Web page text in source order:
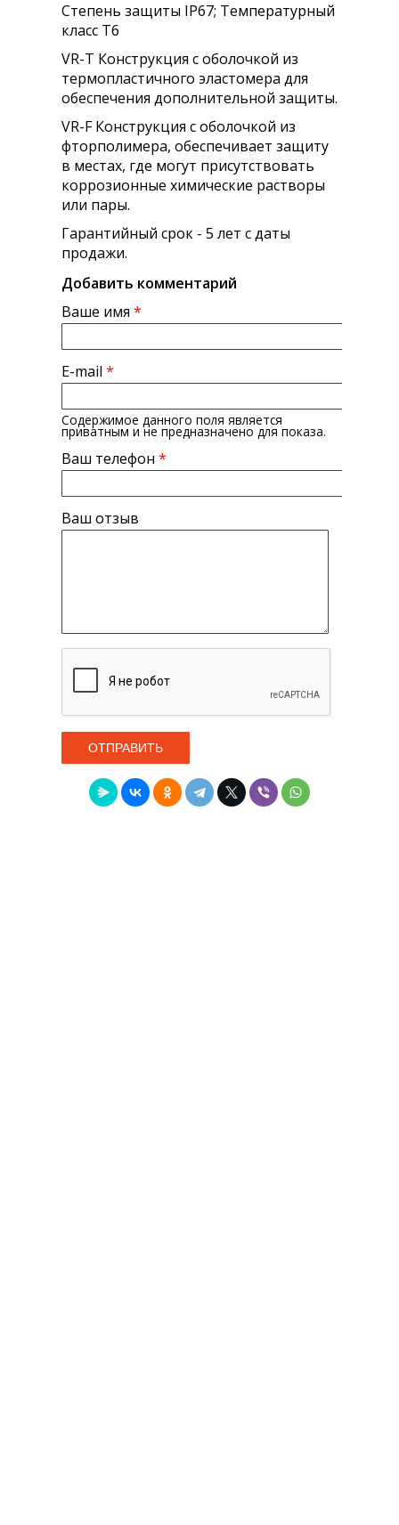
Степень защиты IP67; Температурный
класс Т6
VR-T Конструкция с оболочкой из
термопластичного эластомера для
обеспечения дополнительной защиты.
VR-F Конструкция с оболочкой из
фторполимера, обеспечивает защиту
в местах, где могут присутствовать
коррозионные химические растворы
или пары.
Гарантийный срок - 5 лет с даты
продажи.
Добавить комментарий
Ваше имя *
E-mail *
Содержимое данного поля является
приватным и не предназначено для показа.
Ваш телефон *
Ваш отзыв